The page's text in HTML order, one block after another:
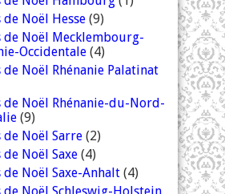
de Noël Hesse (9)
de Noël Mecklembourg-
Occidentale (4)
de Noël Rhénanie Palatinat
de Noël Rhénanie-du-Nord-
(9)
de Noël Sarre (2)
de Noël Saxe (4)
de Noël Saxe-Anhalt (4)